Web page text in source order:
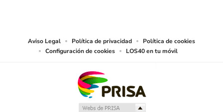
Aviso Legal Política de privacidad
Política de cookies
Configuración de cookies
LOS40 en tu móvil